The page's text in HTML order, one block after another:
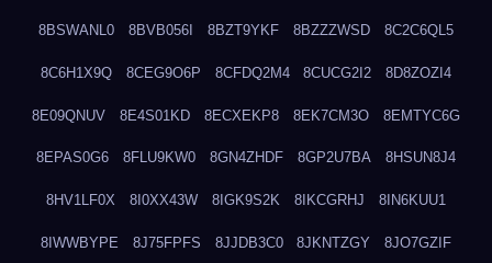
8BSWANL0 8BVB056I 8BZT9YKF 8BZZZWSD 8C2C6QL5
8C6H1X9Q 8CEG9O6P 8CFDQ2M4 8CUCG2I2 8D8ZOZI4
8E09QNUV 8E4S01KD 8ECXEKP8 8EK7CM3O 8EMTYC6G
8EPAS0G6 8FLU9KW0 8GN4ZHDF 8GP2U7BA 8HSUN8J4
8HV1LF0X 8I0XX43W 8IGK9S2K 8IKCGRHJ 8IN6KUU1
8IWWBYPE 8J75FPFS 8JJDB3C0 8JKNTZGY 8JO7GZIF